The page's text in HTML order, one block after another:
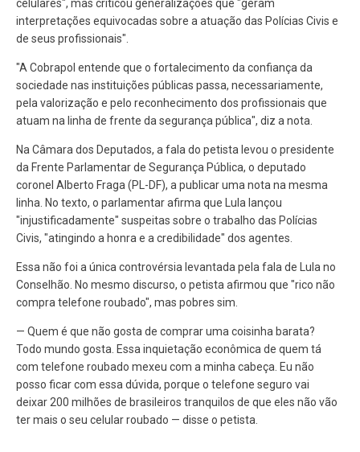
celulares", mas criticou generalizações que "geram
interpretações equivocadas sobre a atuação das Polícias Civis e
de seus profissionais".
"A Cobrapol entende que o fortalecimento da confiança da
sociedade nas instituições públicas passa, necessariamente,
pela valorização e pelo reconhecimento dos profissionais que
atuam na linha de frente da segurança pública", diz a nota.
Na Câmara dos Deputados, a fala do petista levou o presidente
da Frente Parlamentar de Segurança Pública, o deputado
coronel Alberto Fraga (PL-DF), a publicar uma nota na mesma
linha. No texto, o parlamentar afirma que Lula lançou
"injustificadamente" suspeitas sobre o trabalho das Polícias
Civis, "atingindo a honra e a credibilidade" dos agentes.
Essa não foi a única controvérsia levantada pela fala de Lula no
Conselhão. No mesmo discurso, o petista afirmou que "rico não
compra telefone roubado", mas pobres sim.
— Quem é que não gosta de comprar uma coisinha barata?
Todo mundo gosta. Essa inquietação econômica de quem tá
com telefone roubado mexeu com a minha cabeça. Eu não
posso ficar com essa dúvida, porque o telefone seguro vai
deixar 200 milhões de brasileiros tranquilos de que eles não vão
ter mais o seu celular roubado — disse o petista.